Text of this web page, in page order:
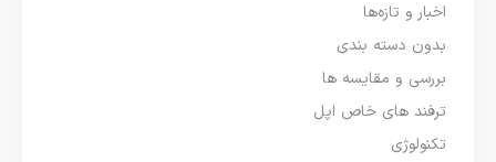
اخبار و تازه‌ها
بدون دسته بندی
بررسی و مقایسه ها
ترفند های خاص اپل
تکنولوژی